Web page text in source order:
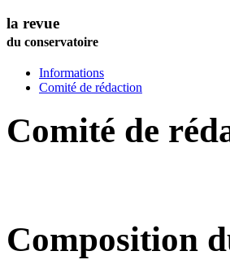
la revue
du conservatoire
Informations
Comité de rédaction
Comité de
Composition